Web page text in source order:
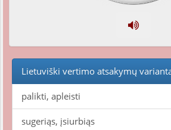
Lietuviški vertimo atsakymų
palikti, apleisti
sugeriąs, įsiurbiąs